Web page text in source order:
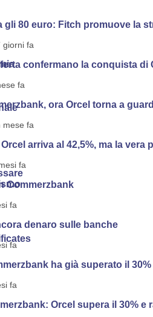
80 euro: Fitch promuove la
giorni fa
confermano la conquista di
fa
ora Orcel torna a
mese fa
arriva al 42,5%, ma la vera
fa
Commerzbank
fa
denaro sulle banche
fa
ha già superato il 30%
fa
Orcel supera il 30% e